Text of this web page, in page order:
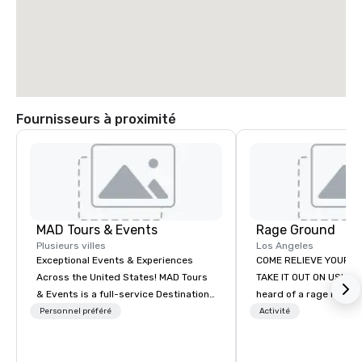
Fournisseurs à proximité
MAD Tours & Events
Plusieurs villes
Exceptional Events & Experiences
Across the United States! MAD Tours
& Events is a full-service Destination
Management Company specializing in
Personnel préféré
Rage Ground
Los Angeles
COME RELIEVE YOUR
TAKE IT OUT ON US!
heard of a rage room?
everyday folks can
Activité